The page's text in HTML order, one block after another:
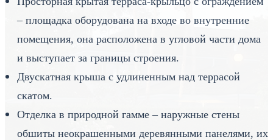
– площадка оборудована на входе во внутренние
помещения, она расположена в угловой части дома
и выступает за границы строения.
Двускатная крыша с удлиненным над террасой
скатом.
Отделка в природной гамме – наружные стены
обшиты неокрашенными деревянными панелями, их